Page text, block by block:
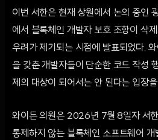
이번 서한은 현재 상원에서 논의 중인
에서 블록체인 개발자 보호 조항이 삭
우려가 제기되는 시점에 발표되었다.
을 갖춘 개발자들이 단순한 코드 작성
제의 대상이 되어서는 안 된다는 입장
와이든 의원은 2026년 7월 8일자 서
통제하지 않는 블록체인 소프트웨어